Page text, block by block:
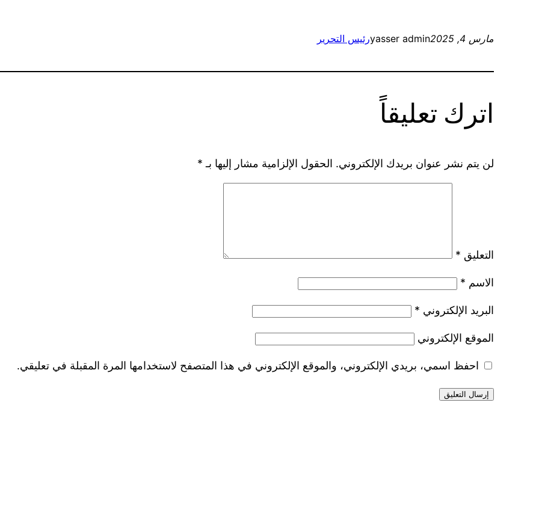
مارس 4, 2025 yasser adminرئيس التحرير
اترك تعليقاً
لن يتم نشر عنوان بريدك الإلكتروني. الحقول الإلزامية مشار إليها بـ *
التعليق *
الاسم *
البريد الإلكتروني *
الموقع الإلكتروني
احفظ اسمي، بريدي الإلكتروني، والموقع الإلكتروني في هذا المتصفح لاستخدامها المرة المقبلة في تعليقي.